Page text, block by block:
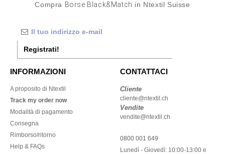
Compra Borse Black&Match in Ntextil Suisse
Registrati!
INFORMAZIONI
A proposito di Ntextil
Track my order now
Modalità di pagamento
Consegna
Rimborso/ritorno
Help & FAQs
CONTATTACI
Cliente
cliente@ntextil.ch
Vendite
vendite@ntextil.ch
0800 001 649
Lunedì - Giovedì: 10:00-13:00 e